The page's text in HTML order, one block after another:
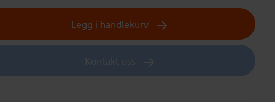
Legg i handlekurv
Kontakt oss